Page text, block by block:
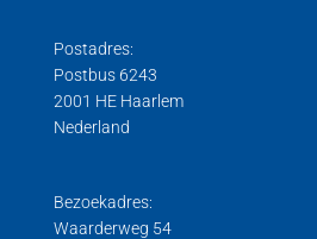
Postadres:
Postbus 6243
2001 HE Haarlem
Nederland
Bezoekadres:
Waarderweg 54